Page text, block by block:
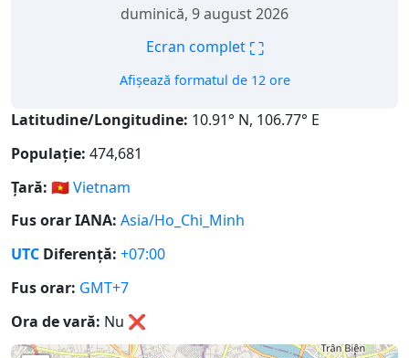
duminică, 9 august 2026
Ecran complet ⛶
Afișează formatul de 12 ore
Latitudine/Longitudine: 10.91° N, 106.77° E
Populație: 474,681
Țară: 🇻🇳Vietnam
Fus orar IANA: Asia/Ho_Chi_Minh
UTC Diferență: +07:00
Fus orar: GMT+7
Ora de vară: Nu ❌